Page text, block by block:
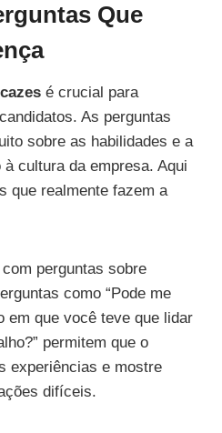
Que
é crucial para
As perguntas
sobre as habilidades e a
cultura da empresa. Aqui
que realmente fazem a
perguntas sobre
como “Pode me
em que você teve que lidar
permitem que o
experiências e mostre
difíceis.